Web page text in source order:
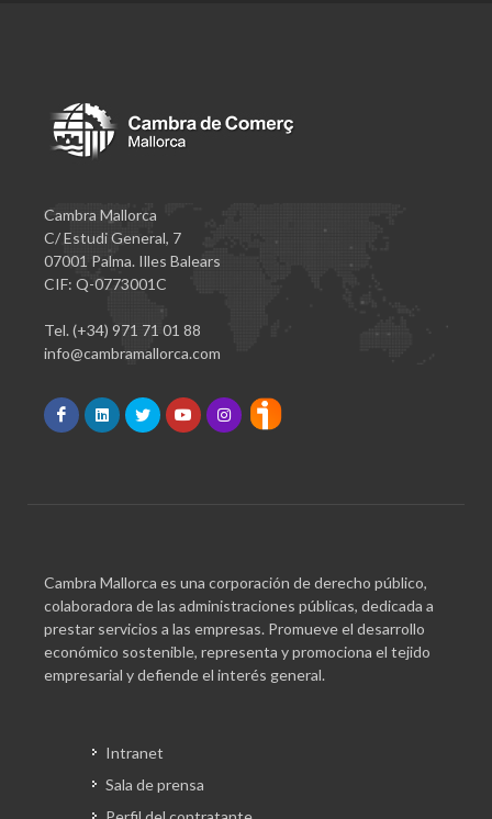
Cambra Mallorca
C/ Estudi General, 7
07001 Palma. Illes Balears
CIF: Q-0773001C
Tel. (+34) 971 71 01 88
info@cambramallorca.com
Cambra Mallorca es una corporación de derecho público,
colaboradora de las administraciones públicas, dedicada a
prestar servicios a las empresas. Promueve el desarrollo
económico sostenible, representa y promociona el tejido
empresarial y defiende el interés general.
Intranet
Sala de prensa